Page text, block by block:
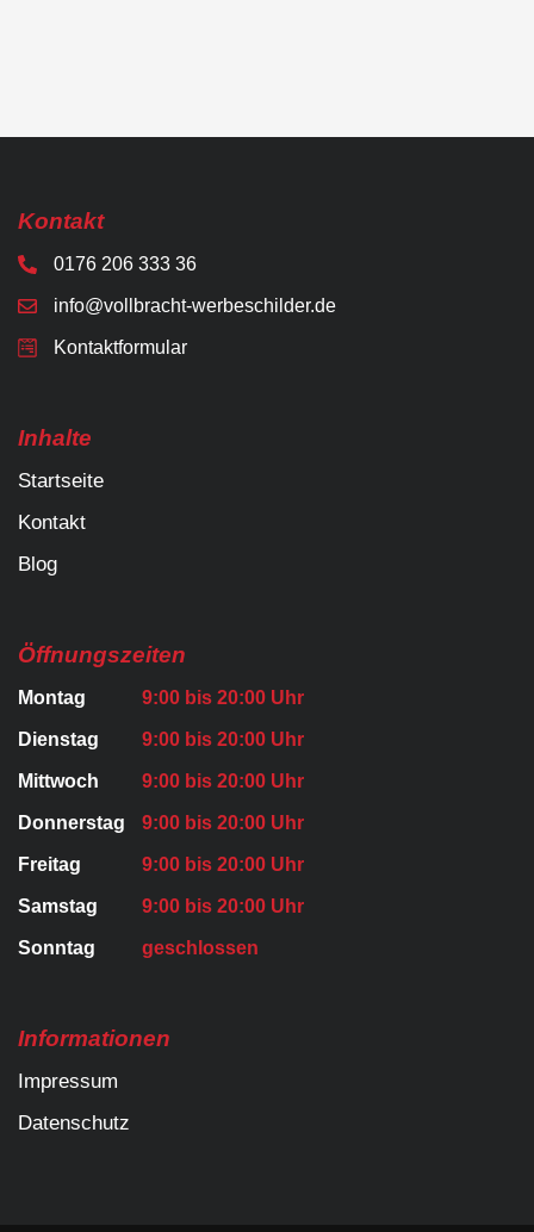
Kontakt
0176 206 333 36
info@vollbracht-werbeschilder.de
Kontaktformular
Inhalte
Startseite
Kontakt
Blog
Öffnungszeiten
Montag 9:00 bis 20:00 Uhr
Dienstag 9:00 bis 20:00 Uhr
Mittwoch 9:00 bis 20:00 Uhr
Donnerstag 9:00 bis 20:00 Uhr
Freitag 9:00 bis 20:00 Uhr
Samstag 9:00 bis 20:00 Uhr
Sonntag geschlossen
Informationen
Impressum
Datenschutz